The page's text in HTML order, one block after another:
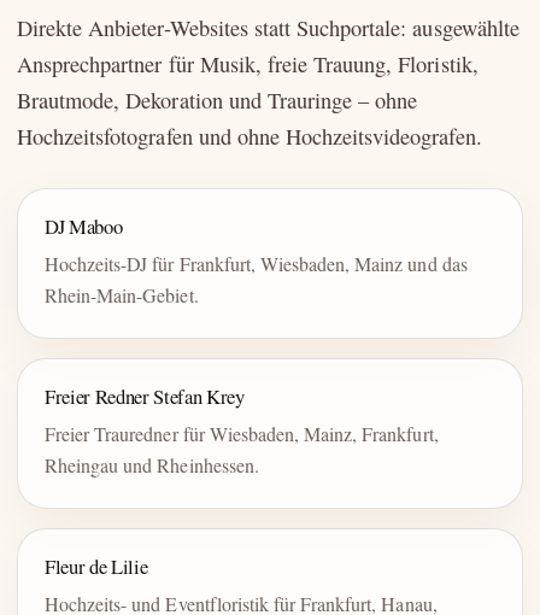
Direkte Anbieter-Websites statt Suchportale: ausgewählte
Ansprechpartner für Musik, freie Trauung, Floristik,
Brautmode, Dekoration und Trauringe – ohne
Hochzeitsfotografen und ohne Hochzeitsvideografen.
DJ Maboo
Hochzeits-DJ für Frankfurt, Wiesbaden, Mainz und das
Rhein-Main-Gebiet.
Freier Redner Stefan Krey
Freier Trauredner für Wiesbaden, Mainz, Frankfurt,
Rheingau und Rheinhessen.
Fleur de Lilie
Hochzeits- und Eventfloristik für Frankfurt, Hanau,